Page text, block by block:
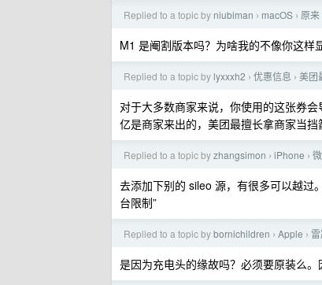
Replied to a topic by niubiman › macOS › 原
M1 是阉割版本吗？为啥我的不像你这样
Replied to a topic by lyxxxh2 › 优惠信息 › 美团
对于大多数商家来说，你使用的这张券
亿是商家来出的，美团最擅长拿商家当挡
Replied to a topic byzhangsimon › iPhone ›
去添加下别的 sileo 源，有很多可以越过
台限制”
Replied to a topic bybornichildren › Apple ›
是因为充电头的缘故吗？必须要原装么